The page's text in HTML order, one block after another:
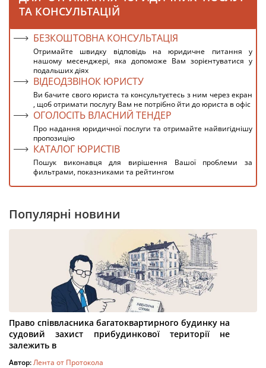
ТА КОНСУЛЬТАЦІЙ
БЕЗКОШТОВНА КОНСУЛЬТАЦІЯ
Отримайте швидку відповідь на юридичне питання у
нашому месенджері, яка допоможе Вам зорієнтуватися у
подальших діях
ВІДЕОДЗВІНОК ЮРИСТУ
Ви бачите свого юриста та консультуєтесь з ним через екран
, щоб отримати послугу Вам не потрібно йти до юриста в офіс
ОГОЛОСІТЬ ВЛАСНИЙ ТЕНДЕР
Про надання юридичної послуги та отримайте найвигіднішу
пропозицію
КАТАЛОГ ЮРИСТІВ
Пошук виконавця для вирішення Вашої проблеми за
фильтрами, показниками та рейтингом
Популярні новини
Право співвласника багатоквартирного будинку на
судовий захист прибудинкової території не
залежить в
Автор:Лента от Протокола